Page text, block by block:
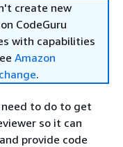
create new
CodeGuru
with capabilities
Amazon
.
to do to get
so it can
provide code